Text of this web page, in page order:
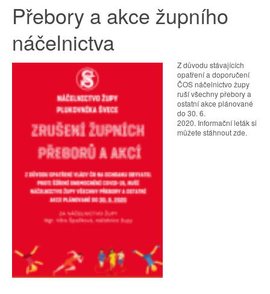
Přebory a akce župního
náčelnictva
Z důvodu stávajících
opatření a doporučení
ČOS náčelnictvo župy
ruší všechny přebory a
ostatní akce plánované
do 30. 6.
2020. Informační leták si
můžete stáhnout zde.